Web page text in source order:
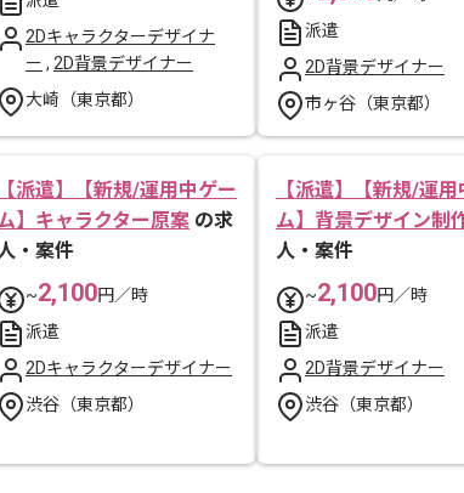
2Dキャラクターデザイナ
ー , 2D背景デザイナー
大崎（東京都）
派遣
2D背景デザイナー
市ヶ谷（東京都）
【派遣】【新規/運用中ゲー
】キャラクター原案 の求
・案件
~2,100円／時
派遣
2Dキャラクターデザイナー
渋谷（東京都）
【派遣】【新規/運用
ム】背景デザイン制
人・案件
~2,100円／時
派遣
2D背景デザイナー
渋谷（東京都）